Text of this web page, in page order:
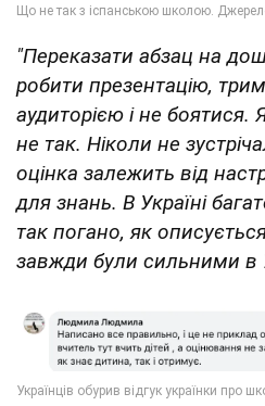
"Переказати абзац на
робити презентацію,
аудиторією і не
не так. Ніколи не
оцінка залежить від
для знань. В Україні
так погано, як
завжди були сильними в